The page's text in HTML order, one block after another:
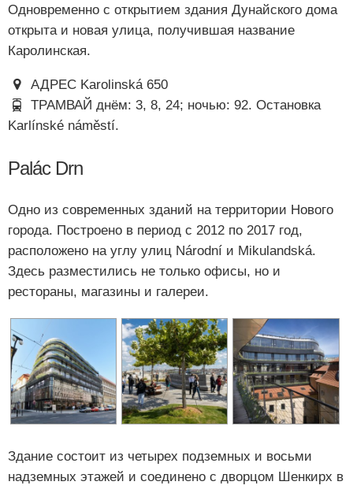
Одновременно с открытием здания Дунайского дома
открыта и новая улица, получившая название
Каролинская.
АДРЕС Karolinská 650
ТРАМВАЙ днём: 3, 8, 24; ночью: 92. Остановка
Karlínské náměstí.
Palác Drn
Одно из современных зданий на территории Нового
города. Построено в период с 2012 по 2017 год,
расположено на углу улиц Národní и Mikulandská.
Здесь разместились не только офисы, но и
рестораны, магазины и галереи.
Здание состоит из четырех подземных и восьми
надземных этажей и соединено с дворцом Шенкирх в